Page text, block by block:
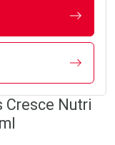
Cresce Nutri